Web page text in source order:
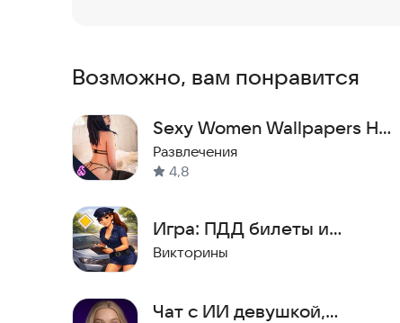
Возможно, вам понравится
Sexy Women Wallpapers HD
Photo
Развлечения
4,8
Игра: ПДД билеты и
Прокачка авто 2026
Викторины
Чат с ИИ девушкой,